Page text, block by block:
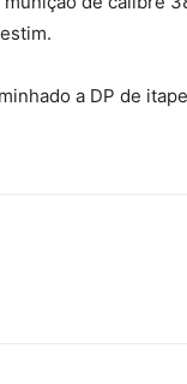
a DP de